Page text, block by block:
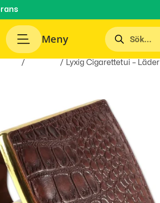
Meny
/ / Lyxig Cigarettetui – Läder